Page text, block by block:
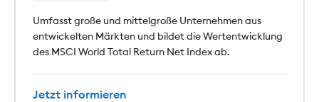
Umfasst große und mittelgroße Unternehmen aus
entwickelten Märkten und bildet die Wertentwicklung
des MSCI World Total Return Net Index ab.
Jetzt informieren